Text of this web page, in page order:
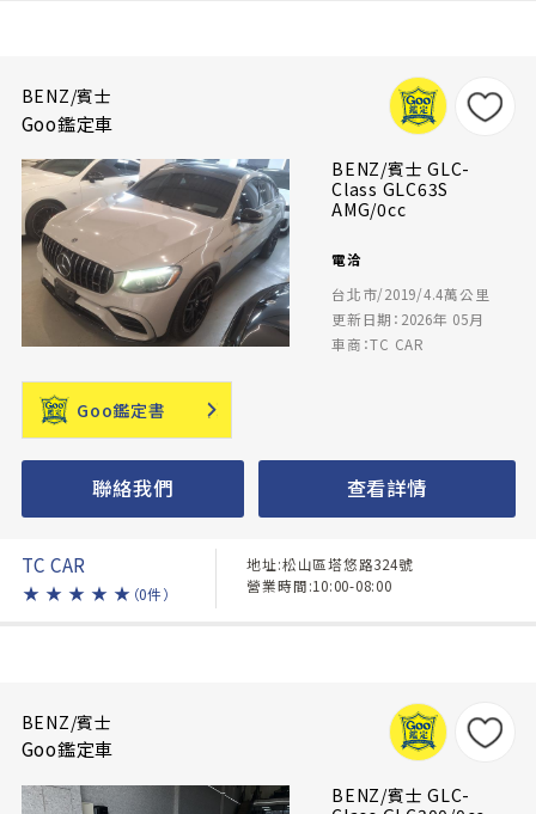
BENZ/賓士
Goo鑑定車
BENZ/賓士 GLC-
Class GLC63S
AMG/0cc
電洽
台北市/2019/4.4萬公里
更新日期：2026年 05月
車商：TC CAR
Goo鑑定書
聯絡我們 查看詳情
TC CAR
★ ★ ★ ★ ★ （0件）
地址:松山區塔悠路324號
營業時間:10:00-08:00
BENZ/賓士
Goo鑑定車
BENZ/賓士 GLC-